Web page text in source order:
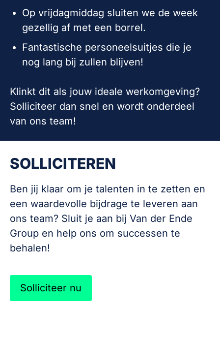
Op vrijdagmiddag sluiten we de week
gezellig af met een borrel.
Fantastische personeelsuitjes die je
nog lang bij zullen blijven!
Klinkt dit als jouw ideale werkomgeving?
Solliciteer dan snel en wordt onderdeel
van ons team!
SOLLICITEREN
Ben jij klaar om je talenten in te zetten en
een waardevolle bijdrage te leveren aan
ons team? Sluit je aan bij Van der Ende
Group en help ons om successen te
behalen!
Solliciteer nu